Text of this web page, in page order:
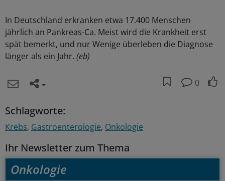
In Deutschland erkranken etwa 17.400 Menschen
jährlich an Pankreas-Ca. Meist wird die Krankheit erst
spät bemerkt, und nur Wenige überleben die Diagnose
länger als ein Jahr. (eb)
0
Schlagworte:
Krebs Gastroenterologie Onkologie
Ihr Newsletter zum Thema
Onkologie